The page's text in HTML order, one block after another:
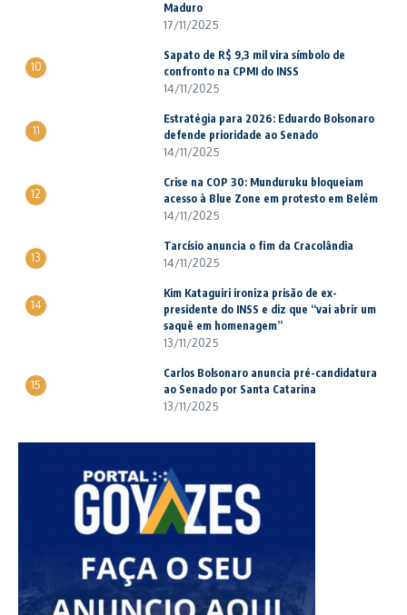
Maduro
17/11/2025
10
Sapato de R$ 9,3 mil vira símbolo de
confronto na CPMI do INSS
14/11/2025
11
Estratégia para 2026: Eduardo Bolsonaro
defende prioridade ao Senado
14/11/2025
12
Crise na COP 30: Munduruku bloqueiam
acesso à Blue Zone em protesto em Belém
14/11/2025
13
Tarcísio anuncia o fim da Cracolândia
14/11/2025
14
Kim Kataguiri ironiza prisão de ex-
presidente do INSS e diz que “vai abrir um
saquê em homenagem”
13/11/2025
15
Carlos Bolsonaro anuncia pré-candidatura
ao Senado por Santa Catarina
13/11/2025